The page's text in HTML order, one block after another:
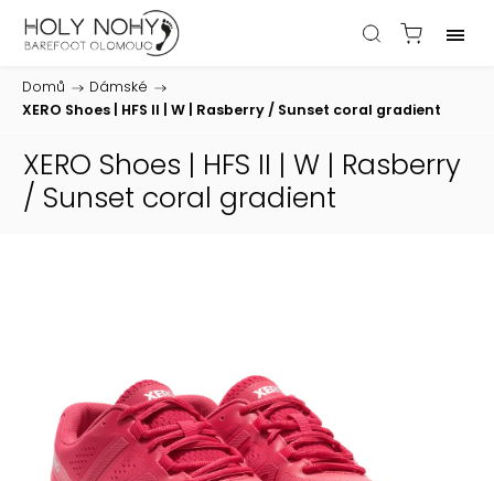
Domů / Dámské /
XERO Shoes | HFS II | W | Rasberry / Sunset coral gradient
XERO Shoes | HFS II | W | Rasberry
/ Sunset coral gradient